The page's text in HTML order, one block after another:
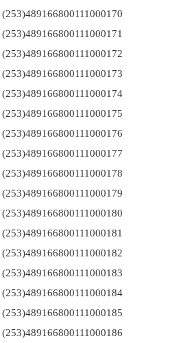
(253)489166800111000170
(253)489166800111000171
(253)489166800111000172
(253)489166800111000173
(253)489166800111000174
(253)489166800111000175
(253)489166800111000176
(253)489166800111000177
(253)489166800111000178
(253)489166800111000179
(253)489166800111000180
(253)489166800111000181
(253)489166800111000182
(253)489166800111000183
(253)489166800111000184
(253)489166800111000185
(253)489166800111000186